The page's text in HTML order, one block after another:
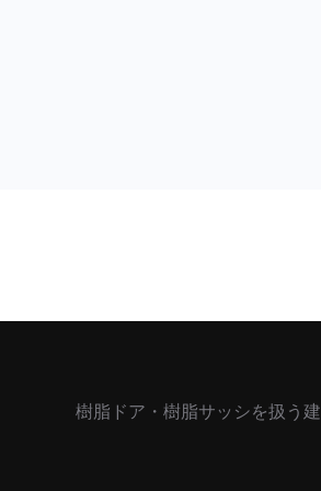
樹脂ドア・樹脂サッシを扱う